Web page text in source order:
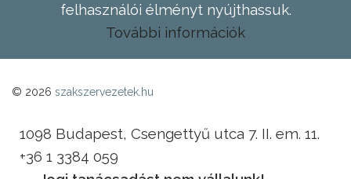
felhasználói élményt nyújthassuk.
További információk
© 2026 szakszervezetek.hu
1098 Budapest, Csengettyű utca 7. II. em. 11.
+36 1 3384 059